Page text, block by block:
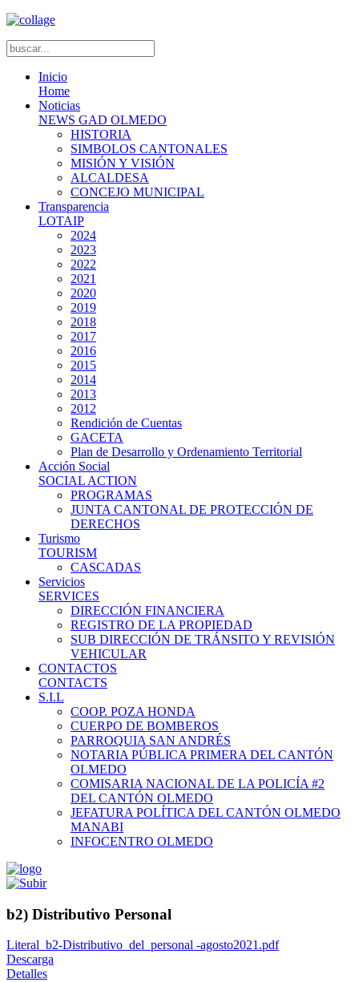
Inicio
Home
Noticias
NEWS GAD OLMEDO
HISTORIA
SIMBOLOS CANTONALES
MISIÓN Y VISIÓN
ALCALDESA
CONCEJO MUNICIPAL
Transparencia
LOTAIP
2024
2023
2022
2021
2020
2019
2018
2017
2016
2015
2014
2013
2012
Rendición de Cuentas
GACETA
Plan de Desarrollo y Ordenamiento Territorial
Acción Social
SOCIAL ACTION
PROGRAMAS
JUNTA CANTONAL DE PROTECCIÓN DE
DERECHOS
Turismo
TOURISM
CASCADAS
Servicios
SERVICES
DIRECCIÓN FINANCIERA
REGISTRO DE LA PROPIEDAD
SUB DIRECCIÓN DE TRÁNSITO Y REVISIÓN
VEHICULAR
CONTACTOS
CONTACTS
S.I.L
COOP. POZA HONDA
CUERPO DE BOMBEROS
PARROQUIA SAN ANDRÉS
NOTARIA PÚBLICA PRIMERA DEL CANTÓN
OLMEDO
COMISARIA NACIONAL DE LA POLICÍA #2
DEL CANTÓN OLMEDO
JEFATURA POLÍTICA DEL CANTÓN OLMEDO
MANABI
INFOCENTRO OLMEDO
b2) Distributivo Personal
Literal_b2-Distributivo_del_personal -agosto2021.pdf
Descarga
Detalles